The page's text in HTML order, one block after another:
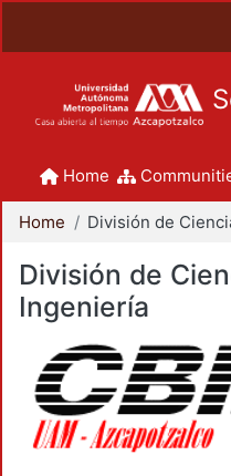
Home
Home
División de
Ingeniería